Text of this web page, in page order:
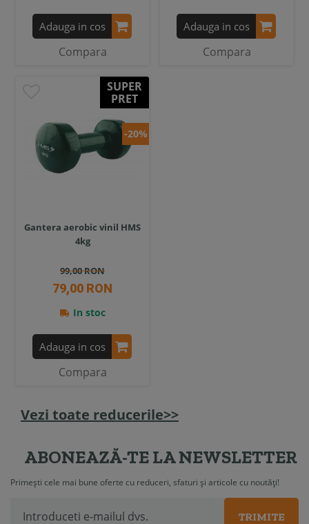
Adauga in cos
Compara
Adauga in cos
Compara
SUPER
PRET
-20%
Gantera aerobic vinil HMS
4kg
99,00 RON
79,00 RON
In stoc
Adauga in cos
Compara
Vezi toate reducerile>>
ABONEAZĂ-TE LA NEWSLETTER
Primești cele mai bune oferte cu reduceri, sfaturi și articole cu noutăți!
TRIMITE